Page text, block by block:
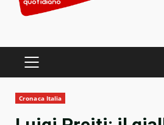
PRIMARY
Cronaca Italia